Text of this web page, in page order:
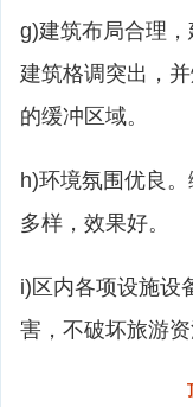
g)建筑布局合理
建筑格调突出，
的缓冲区域。
h)环境氛围优良
多样，效果好。
i)区内各项设施设
害，不破坏旅游资